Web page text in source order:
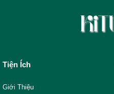
Tiện Ích
Giới Thiệu